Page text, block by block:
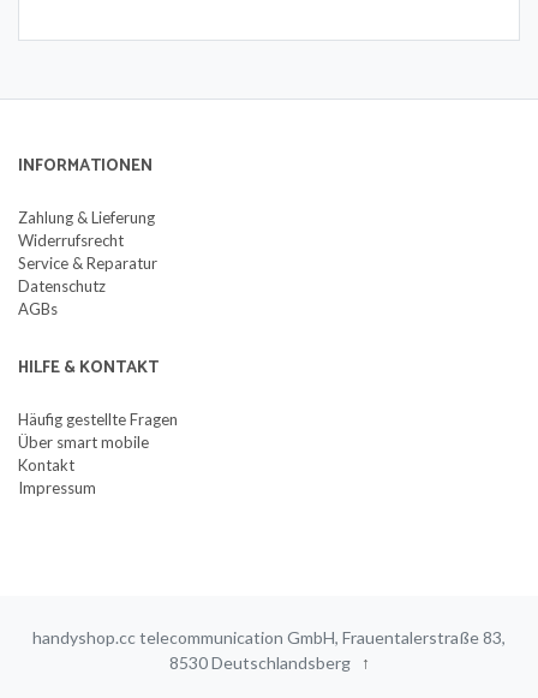
INFORMATIONEN
Zahlung & Lieferung
Widerrufsrecht
Service & Reparatur
Datenschutz
AGBs
HILFE & KONTAKT
Häufig gestellte Fragen
Über smart mobile
Kontakt
Impressum
handyshop.cc telecommunication GmbH, Frauentalerstraße 83,
8530 Deutschlandsberg
↑